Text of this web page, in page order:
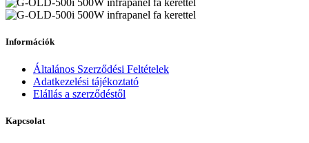
Információk
Általános Szerződési Feltételek
Adatkezelési tájékoztató
Elállás a szerződéstől
Kapcsolat